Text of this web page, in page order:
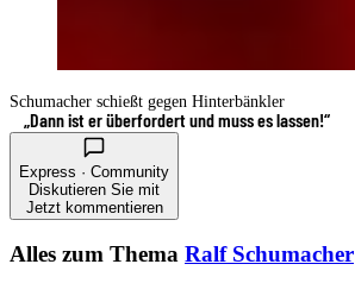
Schumacher schießt gegen Hinterbänkler
„Dann ist er überfordert und muss es lassen!“
Express · Community
Diskutieren Sie mit
Jetzt kommentieren
Alles zum Thema Ralf Schumacher